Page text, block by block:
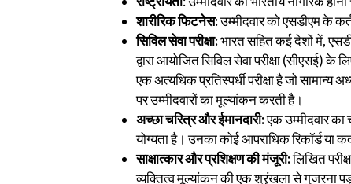
शारीरिक फिटनेस:उम्मीदवार को एसडीएम के
सिविल सेवा परीक्षा:भारत सहित कई देशों में,
द्वारा आयोजित सिविल सेवा परीक्षा (सीएसई)
एक अत्यधिक प्रतिस्पर्धी परीक्षा है जो
पर उम्मीदवारों का मूल्यांकन करती है।
अच्छा चरित्र और ईमानदारी:एक उम्मीदवार
योग्यता है। उनका कोई आपराधिक रिकॉर्ड या
साक्षात्कार और प्रशिक्षण की मंजूरी:लिखित
व्यक्तित्व मूल्यांकन की एक श्रृंखला से गुजरना